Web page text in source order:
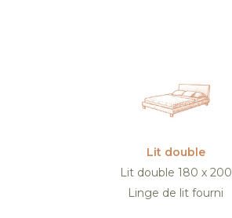
Lit double
Lit double 180 x 200
Linge de lit fourni